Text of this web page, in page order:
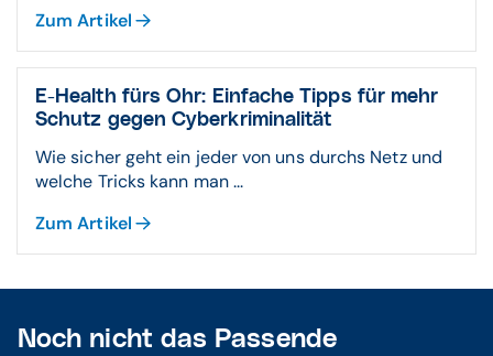
Zum Artikel
E-Health fürs Ohr: Einfache Tipps für mehr
Schutz gegen Cyberkriminalität
Wie sicher geht ein jeder von uns durchs Netz und
welche Tricks kann man ...
Zum Artikel
Noch nicht das Passende